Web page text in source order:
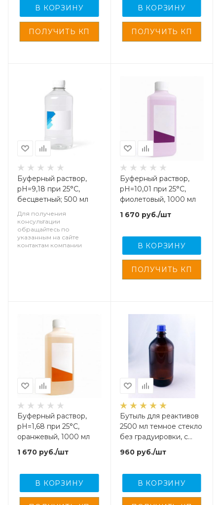
В КОРЗИНУ В КОРЗИНУ
Буферный раствор,
pH=9,18 при 25°С,
бесцветный; 500 мл
Для получения
консультации
обращайтесь по
указанным на сайте
контактам компании
Буферный раствор,
pH=10,01 при 25°С,
фиолетовый, 1000 мл
1 670руб./шт
В КОРЗИНУ
Буферный раствор,
pH=1,68 при 25°С,
оранжевый, 1000 мл
1 670 руб./шт
В КОРЗИНУ
Бутыль для реактивов
2500 мл темное стекло
без градуировки, с
прокладкой и кпв
960руб./шт
В КОРЗИНУ